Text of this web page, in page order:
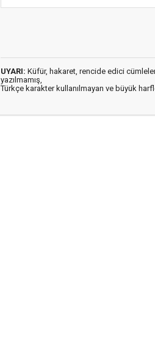
UYARI: Küfür, hakaret, rencide edici
yazılmamış,
Türkçe karakter kullanılmayan ve büyük